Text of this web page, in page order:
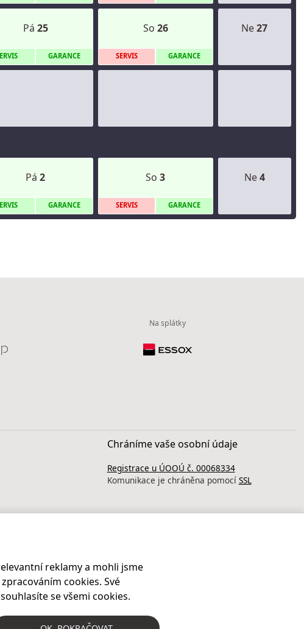
Pá 25
GARANCE
So 26
SERVIS GARANCE
Ne27
Pá 2
GARANCE
So 3
SERVIS GARANCE
Ne4
Na splátky
Chráníme vaše osobní údaje
Registrace u ÚOOÚ č. 00068334
Komunikace je chráněna pomocí SSL
reklamy a mohli jsme
cookies. Své
souhlasíte se všemi cookies.